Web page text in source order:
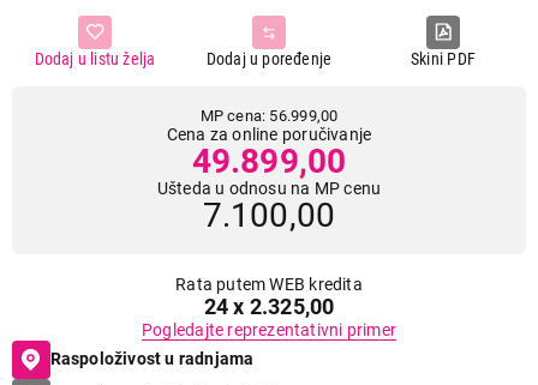
Skini PDF
Dodaj u poređenje
Dodaj u listu želja
MP cena: 56.999,00
Cena za online poručivanje
49.899,00
Ušteda u odnosu na MP cenu
7.100,00
Rata putem WEB kredita
24 x 2.325,00
Pogledajte reprezentativni primer
Raspoloživost u radnjama